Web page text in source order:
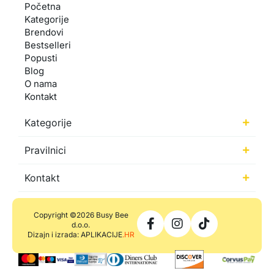
Početna
Kategorije
Brendovi
Bestselleri
Popusti
Blog
O nama
Kontakt
Kategorije
Pravilnici
Kontakt
Copyright ©2026 Busy Bee
d.o.o.
Dizajn i izrada: APLIKACIJE.HR